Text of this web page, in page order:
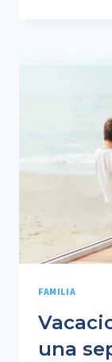
EL
FAMILIA
una